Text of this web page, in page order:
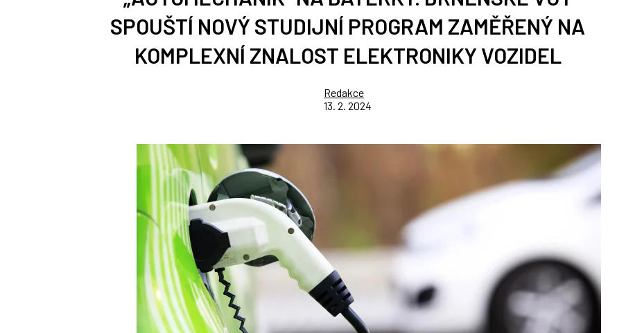
SPOUŠTÍ NOVÝ STUDIJNÍ PROGRAM ZAMĚŘENÝ NA
KOMPLEXNÍ ZNALOST ELEKTRONIKY VOZIDEL
Redakce
13. 2. 2024